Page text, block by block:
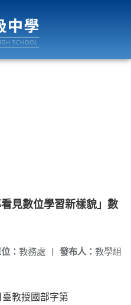
見數位學習新樣貌」數
發布人： 教學組
： 教務處 |
教授國部字第